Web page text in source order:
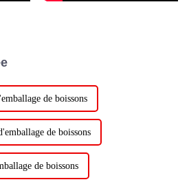
de boissons
de boissons
de boissons